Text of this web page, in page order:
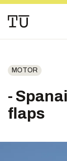
MOTOR
-
flaps